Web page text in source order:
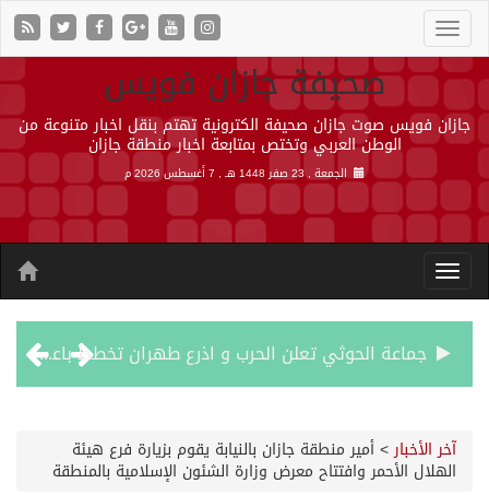
صحيفة جازان فويس
جازان فويس صوت جازان صحيفة الكترونية تهتم بنقل اخبار متنوعة من
الوطن العربي وتختص بمتابعة اخبار منطقة جازان
الجمعة , 23 صفر 1448 هـ , 7 أغسطس 2026 م
جماعة الحوثي تعلن الحرب و اذرع طهران تخطط باعمال ارهابية واسعة تطال دول الشرق الاوسط
آخر الأخبار>أمير منطقة جازان بالنيابة يقوم بزيارة فرع هيئة
الهلال الأحمر وافتتاح معرض وزارة الشئون الإسلامية بالمنطقة